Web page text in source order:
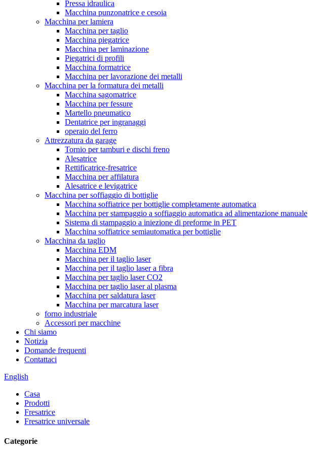
Pressa idraulica
Macchina punzonatrice e cesoia
Macchina per lamiera
Macchina per taglio
Macchina piegatrice
Macchina per laminazione
Piegatrici di profili
Macchina formatrice
Macchina per lavorazione dei metalli
Macchina per la formatura dei metalli
Macchina sagomatrice
Macchina per fessure
Martello pneumatico
Dentatrice per ingranaggi
operaio del ferro
Attrezzatura da garage
Tornio per tamburi e dischi freno
Alesatrice
Rettificatrice-fresatrice
Macchina per affilatura
Alesatrice e levigatrice
Macchina per soffiaggio di bottiglie
Macchina soffiatrice per bottiglie completamente automatica
Macchina per stampaggio a soffiaggio automatica ad alimentazione manuale
Sistema di stampaggio a iniezione di preforme in PET
Macchina soffiatrice semiautomatica per bottiglie
Macchina da taglio
Macchina EDM
Macchina per il taglio laser
Macchina per il taglio laser a fibra
Macchina per taglio laser CO2
Macchina per taglio laser al plasma
Macchina per saldatura laser
Macchina per marcatura laser
forno industriale
Accessori per macchine
Chi siamo
Notizia
Domande frequenti
Contattaci
English
Casa
Prodotti
Fresatrice
Fresatrice universale
Categorie